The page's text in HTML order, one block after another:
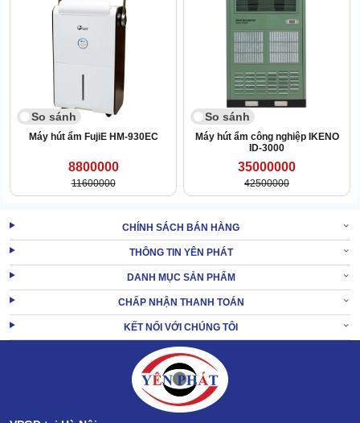
FujiE HM-480EB vận hành với công suất siêu VIP - cao gấp hàng
chục lần các dòng máy cỡ nhỏ.
Lượng điện năng này được động cơ sử dụng cực hiệu quả, mã
hóa thành lực hút gió đỉnh cao. Cung cấp năng lượng cho tiến
Sức bền trên 16 năm, ít sự cố sai hỏng
FujiE HM-480EB được làm từ vật liệu “chất”, công nghệ hoàn thiện
So sánh
Máy hút ẩm FujiE HM-930EC
8800000
11600000
So sánh
Máy hút ẩm công nghiệp IKENO
ID-3000
35000000
42500000
CHÍNH SÁCH BÁN HÀNG
THÔNG TIN YÊN PHÁT
DANH MỤC SẢN PHẨM
CHẤP NHẬN THANH TOÁN
KẾT NỐI VỚI CHÚNG TÔI